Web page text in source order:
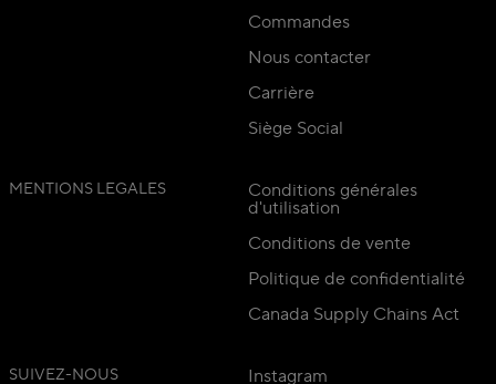
Commandes
Nous contacter
Carrière
Siège Social
MENTIONS LEGALES
Conditions générales
d'utilisation
Conditions de vente
Politique de confidentialité
Canada Supply Chains Act
SUIVEZ-NOUS Instagram